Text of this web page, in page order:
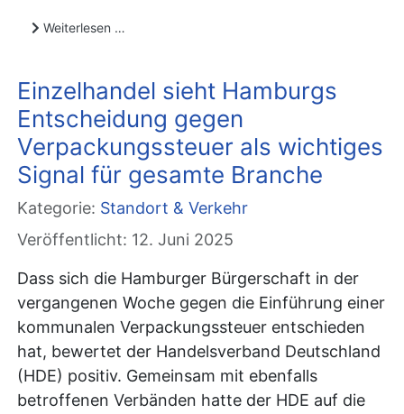
Weiterlesen …
Einzelhandel sieht Hamburgs
Entscheidung gegen
Verpackungssteuer als wichtiges
Signal für gesamte Branche
Kategorie: Standort & Verkehr
Veröffentlicht: 12. Juni 2025
Dass sich die Hamburger Bürgerschaft in der
vergangenen Woche gegen die Einführung einer
kommunalen Verpackungssteuer entschieden
hat, bewertet der Handelsverband Deutschland
(HDE) positiv. Gemeinsam mit ebenfalls
betroffenen Verbänden hatte der HDE auf die